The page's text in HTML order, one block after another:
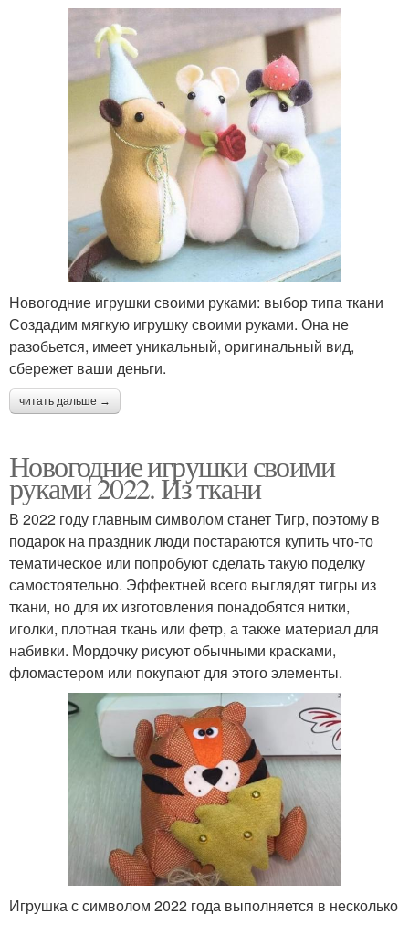
Новогодние игрушки своими руками: выбор типа ткани
Создадим мягкую игрушку своими руками. Она не
разобьется, имеет уникальный, оригинальный вид,
сбережет ваши деньги.
читать дальше →
Новогодние игрушки своими
руками 2022. Из ткани
В 2022 году главным символом станет Тигр, поэтому в
подарок на праздник люди постараются купить что-то
тематическое или попробуют сделать такую поделку
самостоятельно. Эффектней всего выглядят тигры из
ткани, но для их изготовления понадобятся нитки,
иголки, плотная ткань или фетр, а также материал для
набивки. Мордочку рисуют обычными красками,
фломастером или покупают для этого элементы.
Игрушка с символом 2022 года выполняется в несколько